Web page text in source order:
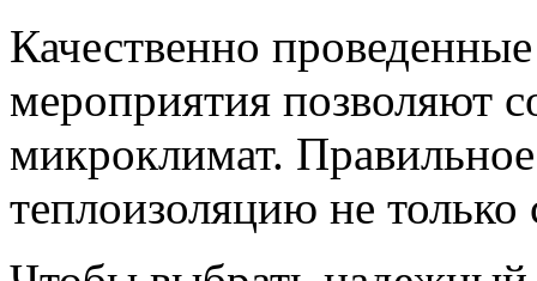
Качественно
мероприятия позволяют
микроклимат.
теплоизоляцию не